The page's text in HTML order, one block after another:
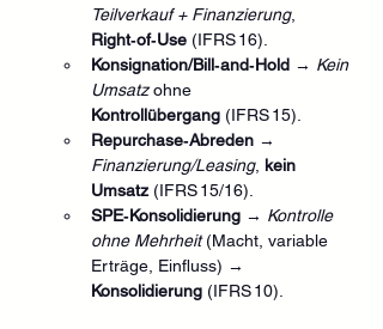
Teilverkauf + Finanzierung,
Right‑of‑Use (IFRS 16).
Konsignation/Bill‑and‑Hold → Kein
Umsatz ohne
Kontrollübergang (IFRS 15).
Repurchase‑Abreden →
Finanzierung/Leasing, kein
Umsatz (IFRS 15/16).
SPE‑Konsolidierung → Kontrolle
ohne Mehrheit (Macht, variable
Erträge, Einfluss) →
Konsolidierung (IFRS 10).